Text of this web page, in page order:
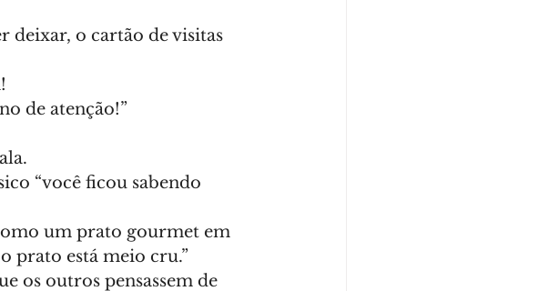
deixar, o cartão de visitas
de atenção!”
“você ficou sabendo
um prato gourmet em
prato está meio cru.”
os outros pensassem de